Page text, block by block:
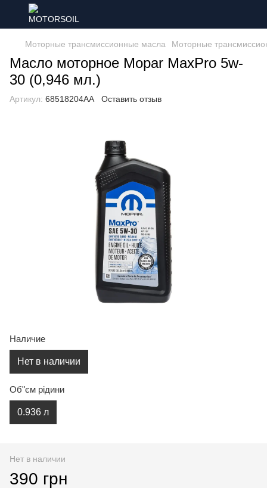
Моторные трансмиссионные масла Моторные
Масло моторное Mopar MaxPro 5w-
30 (0,946 мл.)
Артикул: 68518204AA Оставить отзыв
Наличие
Нет в наличии
Об"єм рідини
0.936 л
Нет в наличии
390 грн